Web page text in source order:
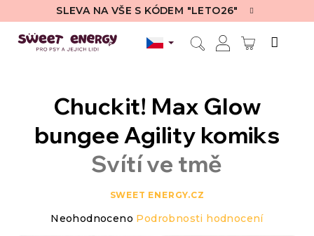
obsah
SLEVA NA VŠE S KÓDEM "LETO26"
Chuckit! Max Glow
bungee Agility komiks
Svítí ve tmě
SWEET ENERGY.CZ
Průměrné
Neohodnoceno Podrobnosti hodnocení